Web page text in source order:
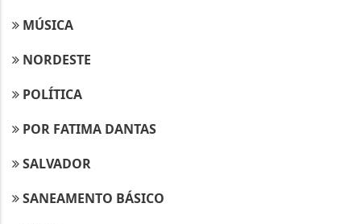
MÚSICA
NORDESTE
POLÍTICA
POR FATIMA DANTAS
SALVADOR
SANEAMENTO BÁSICO